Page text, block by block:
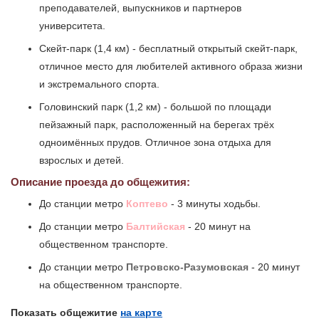
преподавателей, выпускников и партнеров
университета.
Скейт-парк (1,4 км) - бесплатный открытый скейт-парк,
отличное место для любителей активного образа жизни
и экстремального спорта.
Головинский парк (1,2 км) - большой по площади
пейзажный парк, расположенный на берегах трёх
одноимённых прудов. Отличное зона отдыха для
взрослых и детей.
Описание проезда до общежития:
До станции метро Коптево - 3 минуты ходьбы.
До станции метро Балтийская - 20 минут на
общественном транспорте.
До станции метро Петровско-Разумовская - 20 минут
на общественном транспорте.
Показать общежитие на карте